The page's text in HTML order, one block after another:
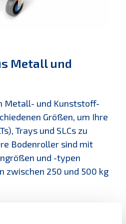
Metall und
Metall- und Kunststoff-
Größen, um Ihre
Trays und SLCs zu
Bodenroller sind mit
und -typen
zwischen 250 und 500 kg
und die